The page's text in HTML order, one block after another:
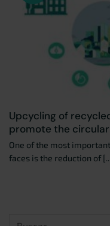
Upcycling of
promote the
One of the most
faces is the reduction of